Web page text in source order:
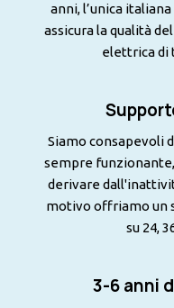
anni, l’unica
assicura la qualità
elettrica di
Siamo consapevoli
sempre
derivare
motivo offriamo un
su 24,
3-6 anni